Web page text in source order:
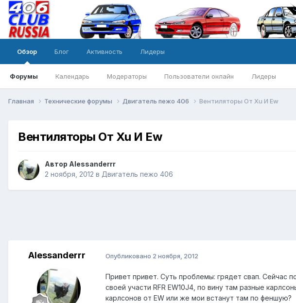
Обзор
Форумы Календарь Модераторы Пользователи онлайн Лидеры
Блог Активность Лидеры
Главная Технические форумы Двигатель пежо 406 Вентиляторы От Xu И Ew
Вентиляторы От Xu И Ew
Автор Alessanderrr
2 ноября, 2012 в Двигатель пежо 406
Alessanderrr Опубликовано 2 ноября, 2012
Привет привет. Суть проблемы: грядет свап. Сейчас
своей участи RFR EW10J4, по вину там разные
карлсонов от EW или же мои встанут там по феншую?